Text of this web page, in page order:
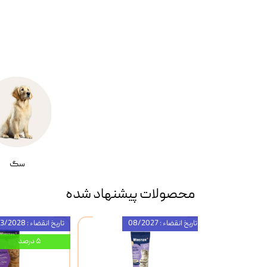
سگ
محصولات پیشنهاد شده
تاریخ انقضاء : 03/2028
۵ درصد
تاریخ انقضاء : 08/2027